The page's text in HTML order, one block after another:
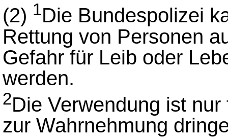
(2) 1Die Bundespolizei
Rettung von Personen
Gefahr für Leib oder
werden.
2Die Verwendung ist
zur Wahrnehmung